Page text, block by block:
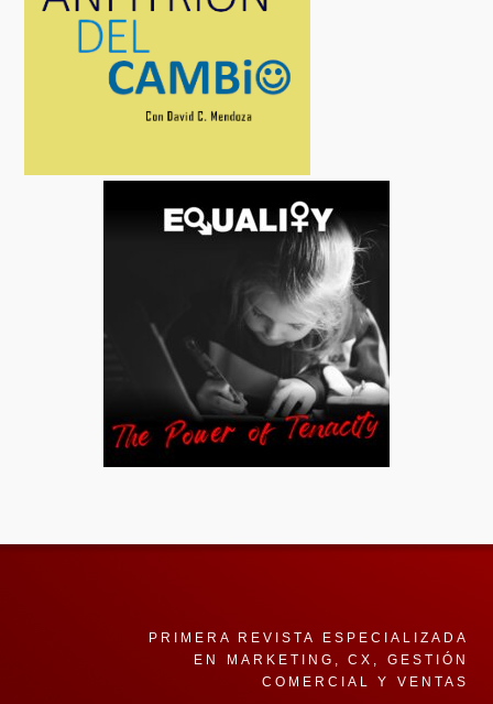
PRIMERA REVISTA ESPECIALIZADA
EN MARKETING, CX, GESTIÓN
COMERCIAL Y VENTAS